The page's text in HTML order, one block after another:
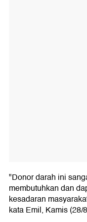
"Donor darah ini
membutuhkan dan
kesadaran
kata Emil, Kamis (28/